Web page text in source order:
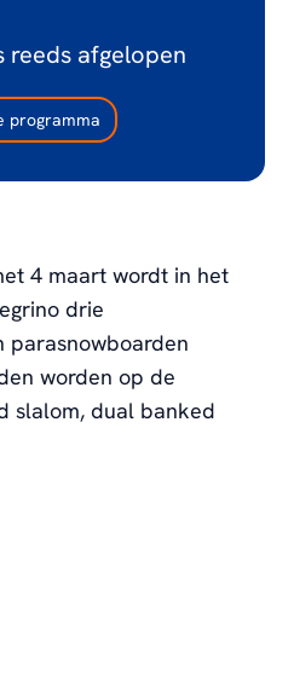
reeds afgelopen
programma
4 maart wordt in het
drie
parasnowboarden
worden op de
slalom, dual banked